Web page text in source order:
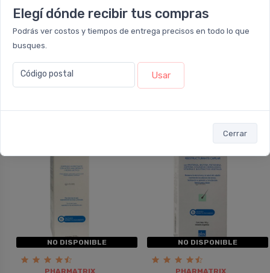
Elegí dónde recibir tus compras
Podrás ver costos y tiempos de entrega precisos en todo lo que
busques.
Código postal Usar
Cerrar
NO DISPONIBLE
PHARMATRIX
Keratrix Champú
NO DISPONIBLE
PHARMATRIX
Gentianella Gel Crema
NO DISPONIBLE
PHARMATRIX
NO DISPONIBLE
PHARMATRIX